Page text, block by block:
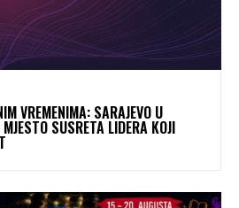
VREMENIMA: SARAJEVO U
SUSRETA LIDERA KOJI